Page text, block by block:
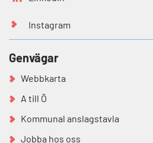
Instagram
Genvägar
Webbkarta
A till Ö
Kommunal anslagstavla
Jobba hos oss